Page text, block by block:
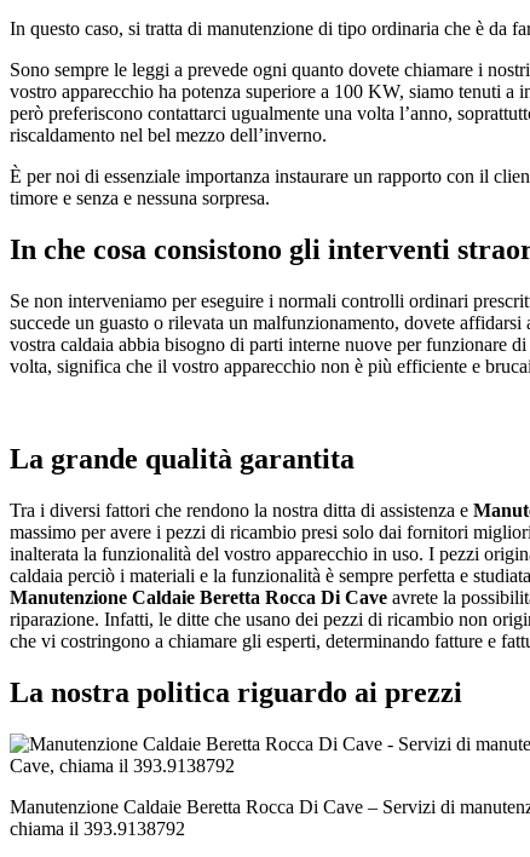
In questo caso, si tratta di manutenzione di tipo ordinaria che è da
Sono sempre le leggi a prevede ogni quanto dovete chiamare i
vostro apparecchio ha potenza superiore a 100 KW, siamo tenuti
però preferiscono contattarci ugualmente una volta l’anno,
riscaldamento nel bel mezzo dell’inverno.
È per noi di essenziale importanza instaurare un rapporto con il
timore e senza e nessuna sorpresa.
In che cosa consistono gli interventi
Se non interveniamo per eseguire i normali controlli ordinari
succede un guasto o rilevata un malfunzionamento, dovete affidarsi
vostra caldaia abbia bisogno di parti interne nuove per funzionare
volta, significa che il vostro apparecchio non è più efficiente e
La grande qualità garantita
Tra i diversi fattori che rendono la nostra ditta di assistenza e
massimo per avere i pezzi di ricambio presi solo dai fornitori
inalterata la funzionalità del vostro apparecchio in uso. I pezzi
caldaia perciò i materiali e la funzionalità è sempre perfetta e
Manutenzione Caldaie Beretta Rocca Di Cave avrete la
riparazione. Infatti, le ditte che usano dei pezzi di ricambio non
che vi costringono a chiamare gli esperti, determinando fatture e
La nostra politica riguardo ai prezzi
Manutenzione Caldaie Beretta Rocca Di Cave – Servizi di
chiama il 393.9138792